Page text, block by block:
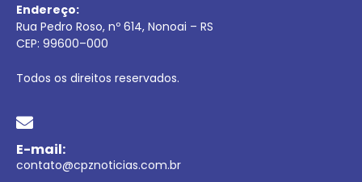
Endereço:
Rua Pedro Roso, nº 614, Nonoai – RS
CEP: 99600–000
Todos os direitos reservados.
E-mail:
contato@cpznoticias.com.br